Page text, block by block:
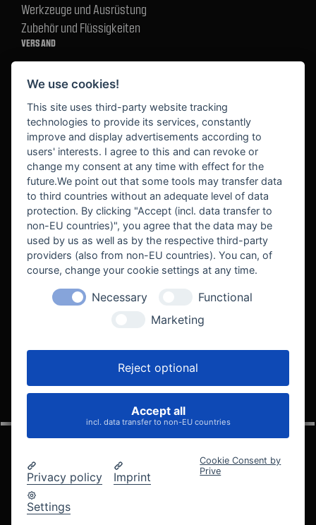
Werkzeuge und Ausrüstung
Zubehör und Flüssigkeiten
VERSAND
BEKANNT AUS
VELOCITY AUTOMOTIVE
© 2005 - 2026 Velocity Automotive
We use cookies!
This site uses third-party website tracking
technologies to provide its services, constantly
improve and display advertisements according to
users' interests. I agree to this and can revoke or
change my consent at any time with effect for the
future.We point out that some tools may transfer data
to third countries without an adequate level of data
protection. By clicking "Accept (incl. data transfer to
non-EU countries)", you agree that the data may be
used by us as well as by the respective third-party
providers (also from non-EU countries). You can, of
course, change your cookie settings at any time.
Necessary
Functional
Marketing
Reject optional
Accept all
incl. data transfer to non-EU countries
Privacy policy Imprint
Settings
Cookie Consent by
Prive